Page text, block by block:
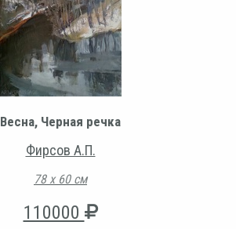
Весна, Черная речка
Фирсов А.П.
78 х 60 см
110000